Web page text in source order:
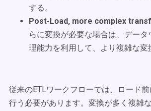
する。
Post-Load, more complex
らに変換が必要な場合は、デー
理能力を利用して、より複雑な変
従来のETLワークフローでは、ロード
行う必要があります。変換が多く複雑